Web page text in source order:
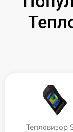
Тепловизор